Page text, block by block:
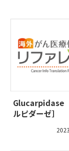
Glucarpidase
ルピダーゼ］